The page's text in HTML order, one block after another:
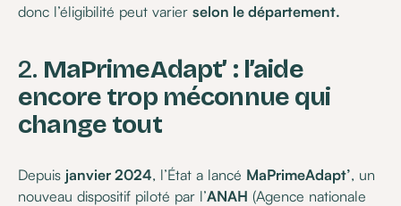
donc l’éligibilité peut varierselon le département.
2. MaPrimeAdapt’ : l’aide
encore trop méconnue qui
change tout
Depuis janvier 2024, l’État a lancé MaPrimeAdapt’, un
nouveau dispositif piloté par l’ANAH (Agence nationale